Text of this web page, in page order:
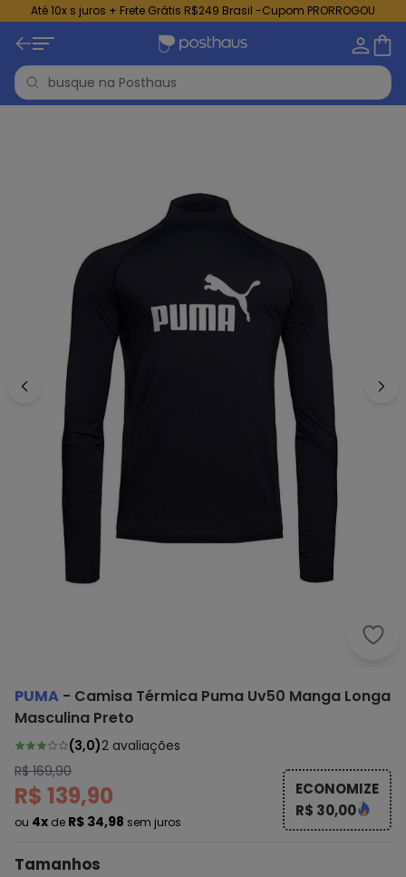
Até 10x s juros + Frete Grátis R$249 Brasil -Cupom PRORROGOU
PUMA - Camisa Térmica Puma Uv50 Manga Longa
Masculina Preto
(3,0)2 avaliações
R$ 169,90
R$ 139,90
ou 4x de R$ 34,98 sem juros
ECONOMIZE
R$ 30,00
Tamanhos